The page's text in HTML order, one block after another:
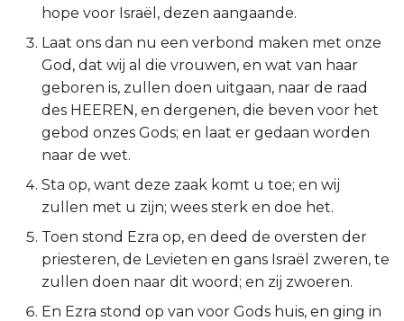
Galaten
Éfeze
Filipenzen
Kolossenzen
1 Thessalonicenzen
2 Thessalonicenzen
1 Timótheüs
hope voor Israël, dezen aangaande.
Laat ons dan nu een verbond maken met onze
God, dat wij al die vrouwen, en wat van haar
geboren is, zullen doen uitgaan, naar de raad
des HEEREN, en dergenen, die beven voor het
gebod onzes Gods; en laat er gedaan worden
naar de wet.
Sta op, want deze zaak komt u toe; en wij
zullen met u zijn; wees sterk en doe het.
Toen stond Ezra op, en deed de oversten der
priesteren, de Levieten en gans Israël zweren, te
zullen doen naar dit woord; en zij zwoeren.
En Ezra stond op van voor Gods huis, en ging in